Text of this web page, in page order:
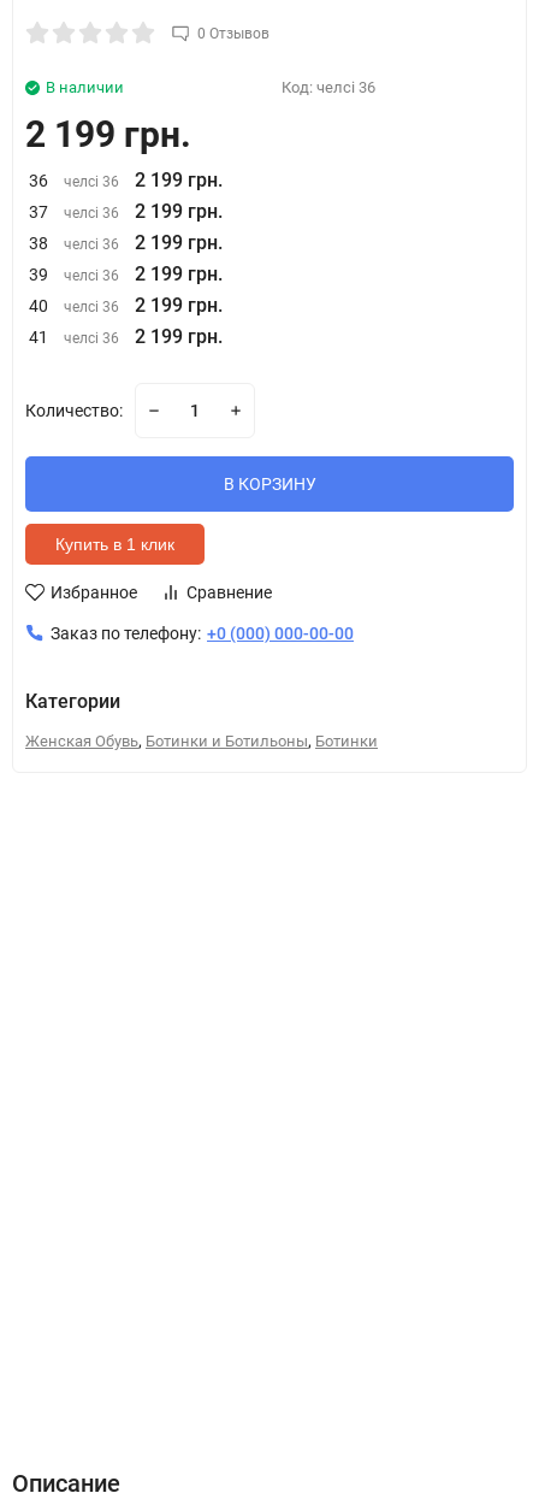
0 Отзывов
В наличии Код: челсі 36
2 199 грн.
36 челсі 36 2 199 грн.
37 челсі 36 2 199 грн.
38 челсі 36 2 199 грн.
39 челсі 36 2 199 грн.
40 челсі 36 2 199 грн.
41 челсі 36 2 199 грн.
Количество:
В КОРЗИНУ
Купить в 1 клик
Избранное Сравнение
Заказ по телефону: +0 (000) 000-00-00
Категории
Женская Обувь, Ботинки и Ботильоны, Ботинки
Описание